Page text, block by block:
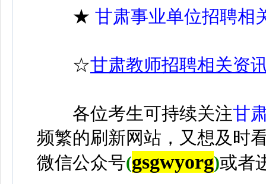
★ 甘肃事业单位招聘相
☆甘肃教师招聘相关资
各位考生可持续关注甘
频繁的刷新网站，又想及时
微信公众号(gsgwyorg)或者